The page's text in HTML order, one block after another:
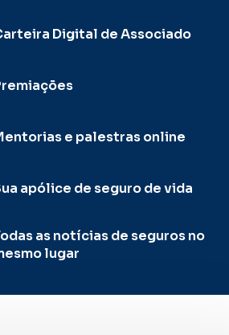
Digital de Associado
e palestras online
apólice de seguro de vida
as notícias de seguros no
lugar